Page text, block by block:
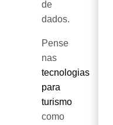
de
dados.
Pense
nas
tecnologias
para
turismo
como